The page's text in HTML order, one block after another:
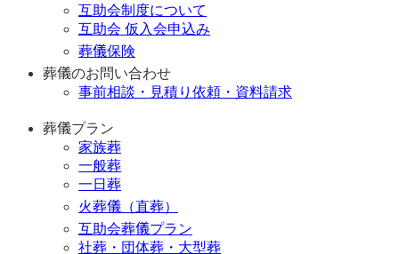
互助会制度について
互助会 仮入会申込み
葬儀保険
葬儀のお問い合わせ
事前相談・見積り依頼・資料請求
葬儀プラン
家族葬
一般葬
一日葬
火葬儀（直葬）
互助会葬儀プラン
社葬・団体葬・大型葬